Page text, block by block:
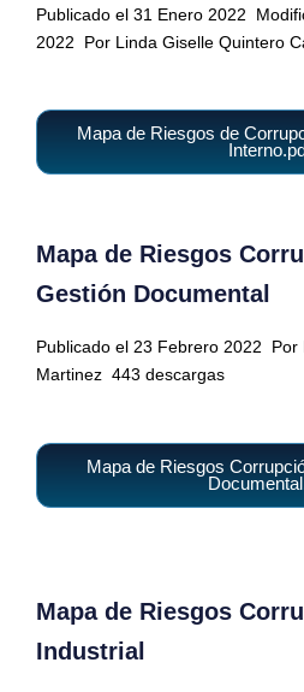
Publicado el 31 Enero 2022
2022
Por Linda Giselle Quintero
Mapa de Riesgos de
Mapa de Riesgos
Gestión Documental
Publicado el 23 Febrero 2022
Por
Martinez 443 descargas
Mapa de Riesgos
Mapa de Riesgos
Industrial